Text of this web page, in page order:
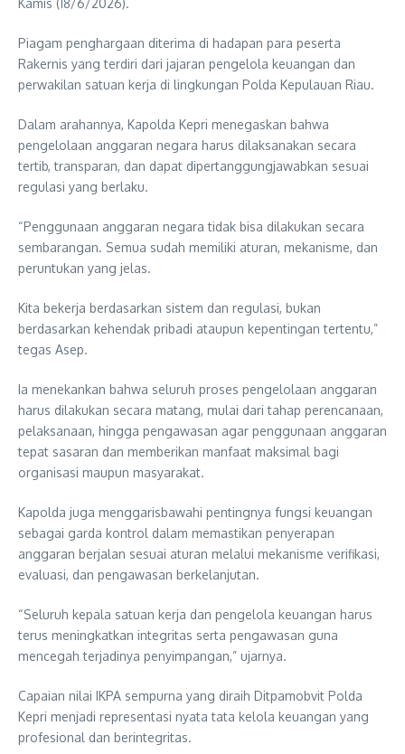
Kamis (18/6/2026).
Piagam penghargaan diterima di hadapan para peserta
Rakernis yang terdiri dari jajaran pengelola keuangan dan
perwakilan satuan kerja di lingkungan Polda Kepulauan Riau.
Dalam arahannya, Kapolda Kepri menegaskan bahwa
pengelolaan anggaran negara harus dilaksanakan secara
tertib, transparan, dan dapat dipertanggungjawabkan sesuai
regulasi yang berlaku.
“Penggunaan anggaran negara tidak bisa dilakukan secara
sembarangan. Semua sudah memiliki aturan, mekanisme, dan
peruntukan yang jelas.
Kita bekerja berdasarkan sistem dan regulasi, bukan
berdasarkan kehendak pribadi ataupun kepentingan tertentu,”
tegas Asep.
Ia menekankan bahwa seluruh proses pengelolaan anggaran
harus dilakukan secara matang, mulai dari tahap perencanaan,
pelaksanaan, hingga pengawasan agar penggunaan anggaran
tepat sasaran dan memberikan manfaat maksimal bagi
organisasi maupun masyarakat.
Kapolda juga menggarisbawahi pentingnya fungsi keuangan
sebagai garda kontrol dalam memastikan penyerapan
anggaran berjalan sesuai aturan melalui mekanisme verifikasi,
evaluasi, dan pengawasan berkelanjutan.
“Seluruh kepala satuan kerja dan pengelola keuangan harus
terus meningkatkan integritas serta pengawasan guna
mencegah terjadinya penyimpangan,” ujarnya.
Capaian nilai IKPA sempurna yang diraih Ditpamobvit Polda
Kepri menjadi representasi nyata tata kelola keuangan yang
profesional dan berintegritas.